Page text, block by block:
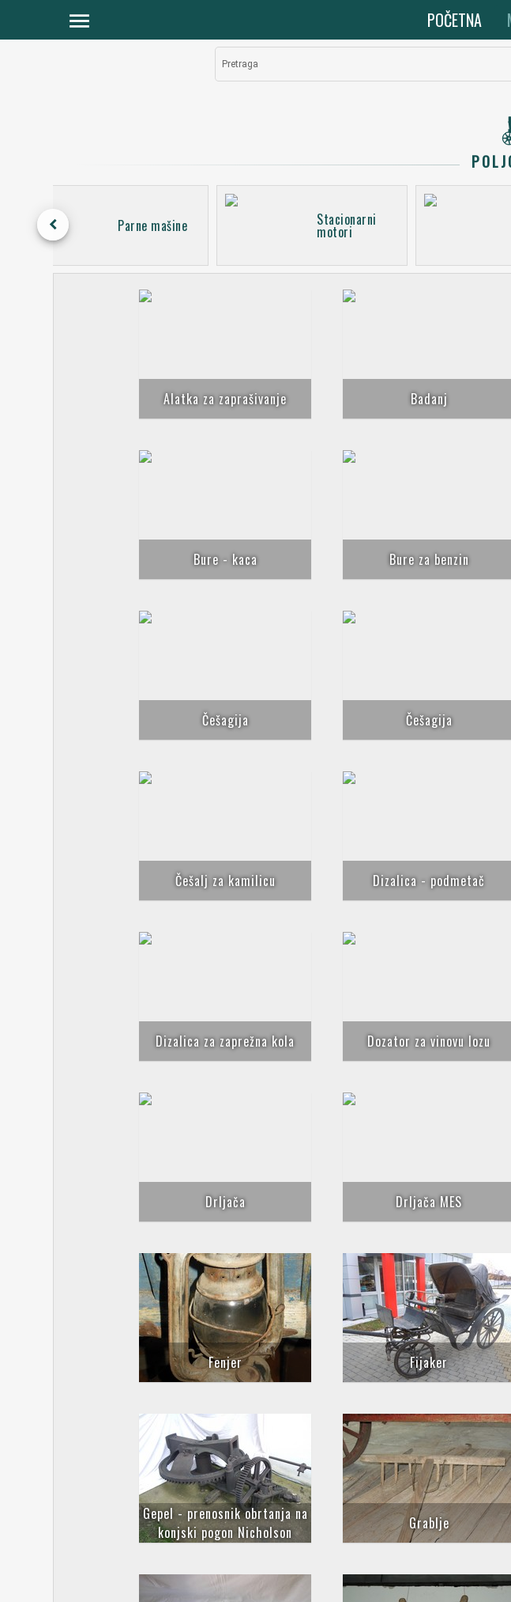
menu POČETNA
Pretraga
keyboard_arrow_left Parne mašine Stacionarni
motori
Alatka za zaprašivanje Badanj
Bure - kaca Bure za benzin
Češagija Češagija
Češalj za kamilicu Dizalica - podmetač
Dizalica za zaprežna kola Dozator za vinovu lozu
Drljača Drljača MES
Fenjer Fijaker
Gepel - prenosnik obrtanja na
konjski pogon Nicholson
Grablje